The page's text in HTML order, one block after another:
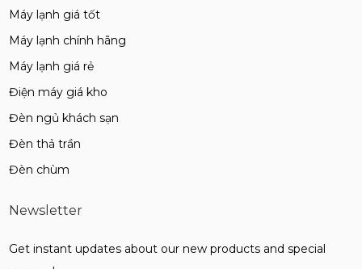
Máy lạnh giá tốt
Máy lạnh chính hãng
Máy lạnh giá rẻ
Điện máy giá kho
Đèn ngủ khách sạn
Đèn thả trần
Đèn chùm
Newsletter
Get instant updates about our new products and special